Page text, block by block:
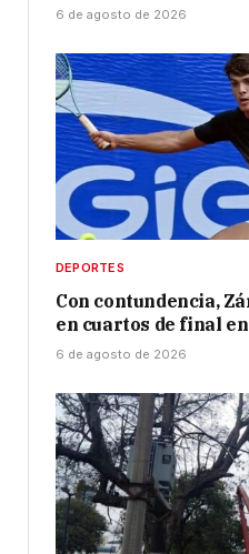
6 de agosto de 2026
DEPORTES
Con contundencia,
en cuartos de final
6 de agosto de 2026